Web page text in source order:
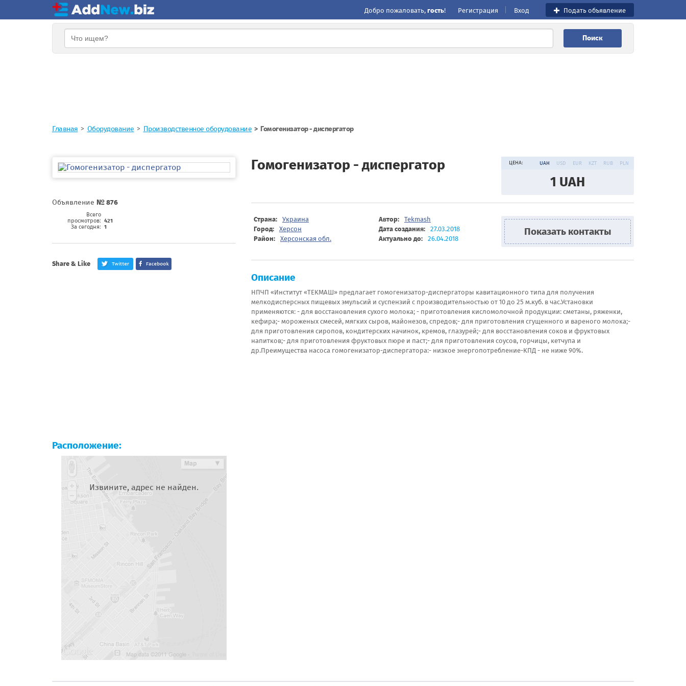
Добро пожаловать, гость! Регистрация Вход Подать объявление
Поиск
Главная Оборудование Производственное оборудование Гомогенизатор - диспергатор
Объявление № 876
Всего
просмотров: 421
За сегодня: 1
Share & Like
Расположение:
Извините, адрес не найден.
Гомогенизатор - диспергатор ЦЕНА: UAH USD EUR KZT RUB PLN
1 UAH
Страна: Украина Автор:
Tekmash
Город:
Херсон Дата создания:
27.03.2018
Район:
Херсонская обл. Актуально до: 26.04.2018
Показать контакты
Описание
НПЧП «Институт «ТЕКМАШ» предлагает гомогенизатор-диспергаторы кавитационного типа для получения
мелкодисперсных пищевых эмульсий и суспензий с производительностью от 10 до 25 м.куб. в час.Установки
применяются: - для восстановления сухого молока; - приготовления кисломолочной продукции: сметаны, ряженки,
кефира;- мороженых смесей, мягких сыров, майонезов, спредов;- для приготовления сгущенного и вареного молока;-
для приготовления сиропов, кондитерских начинок, кремов, глазурей;- для восстановления соков и фруктовых
напитков;- для приготовления фруктовых пюре и паст;- для приготовления соусов, горчицы, кетчупа и
др.Преимущества насоса гомогенизатор-диспергатора:- низкое энергопотребление-КПД - не ниже 90%.